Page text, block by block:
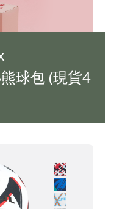
球包 (現貨4